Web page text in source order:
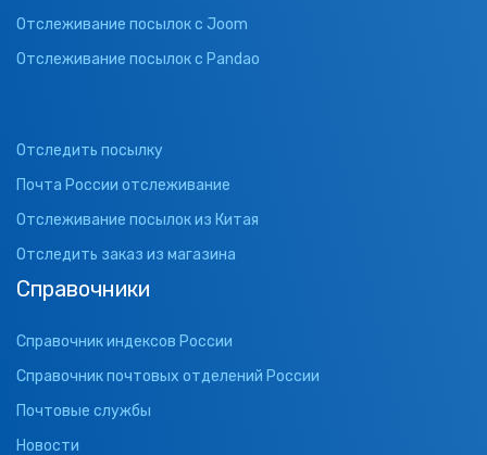
Отслеживание посылок с Joom
Отслеживание посылок с Pandao
Отследить посылку
Почта России отслеживание
Отслеживание посылок из Китая
Отследить заказ из магазина
Справочники
Справочник индексов России
Справочник почтовых отделений России
Почтовые службы
Новости